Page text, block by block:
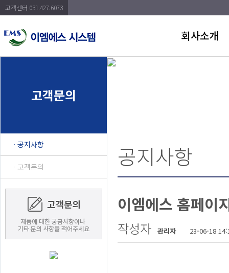
고객센터 031.427.6073
회사소개
고객문의
ㆍ공지사항
ㆍ고객문의 공지사항
이엠에스 홈페이
작성자 관리자 23-06-18